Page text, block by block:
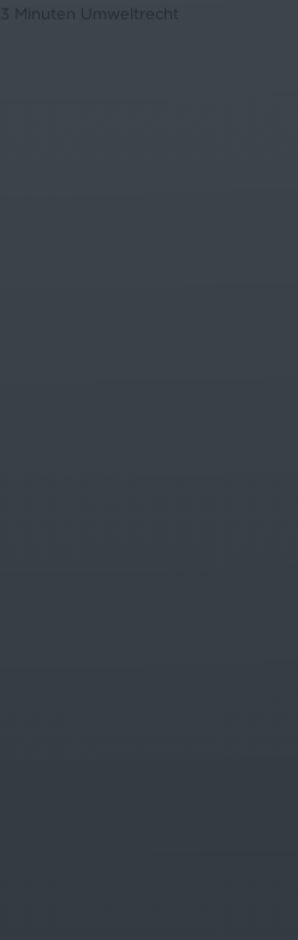
3 Minuten Umweltrecht